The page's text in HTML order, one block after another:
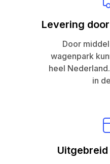
Levering
Door
wagenpark
heel
in